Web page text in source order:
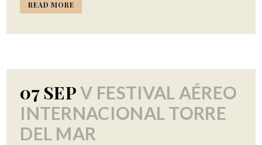
READ MORE
07 SEP V FESTIVAL AÉREO
INTERNACIONAL TORRE
DEL MAR